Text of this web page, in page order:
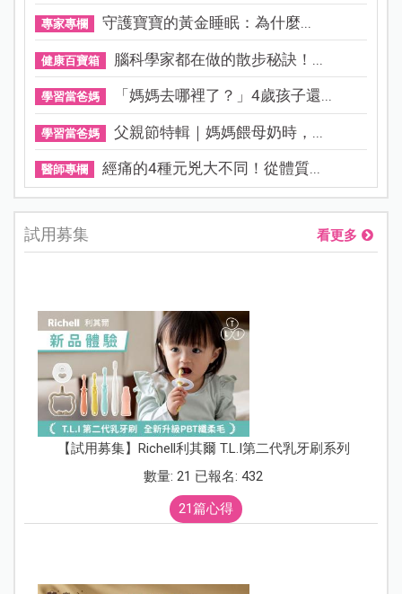
專家專欄 守護寶寶的黃金睡眠：為什麼...
健康百寶箱 腦科學家都在做的散步秘訣！...
學習當爸媽 「媽媽去哪裡了？」4歲孩子還...
學習當爸媽 父親節特輯｜媽媽餵母奶時，...
醫師專欄 經痛的4種元兇大不同！從體質...
試用募集 看更多
【試用募集】Richell利其爾 T.L.I第二代乳牙刷系列
數量: 21 已報名: 432
21篇心得